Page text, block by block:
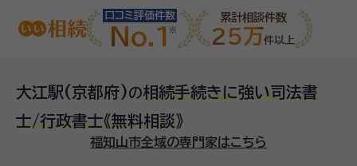
口コミ評価件数
No.1
累計相談件数
25万件以上
大江駅(京都府)の相続手続きに強い司法書
士/行政書士《無料相談》
福知山市全域の専門家はこちら